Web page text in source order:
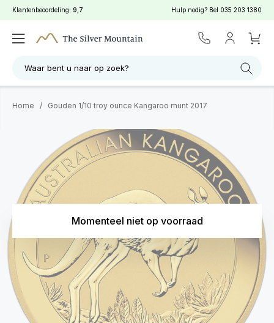
Klantenbeoordeling: 9,7 Hulp nodig? Bel 035 203 1380
Waar bent u naar op zoek?
Home / Gouden 1/10 troy ounce Kangaroo munt 2017
Momenteel niet op voorraad